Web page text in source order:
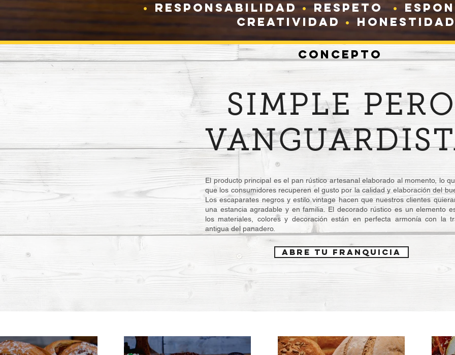
Concepto
SIMPLE
El producto principal es el pan rústico artesanal elaborado al momento, lo
que los consumidores recuperen el gusto por la calidad y elaboración del
Los escaparates negros y estilo vintage hacen que nuestros clientes
una estancia agradable y en familia. El decorado rústico es un elemento
los materiales, colores y decoración están en perfecta armonía con la
antigua del panadero.
Abre tu franquicia
•RESPONSABILIDAD•RESPETO •
CREATIVIDAD •